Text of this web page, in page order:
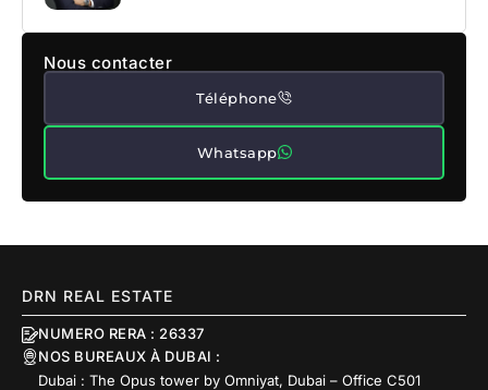
Nous contacter
Téléphone
Whatsapp
DRN REAL ESTATE
NUMERO RERA : 26337
NOS BUREAUX À DUBAI :
Dubai : The Opus tower by Omniyat, Dubai – Office C501